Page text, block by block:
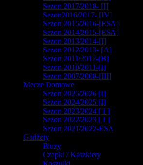
Sezon 2017/2018- [I]
Sezon2016/2017- [IV]
Sezon 2015/2016-[ESA]
Sezon 2014/2015-[ESA]
Sezon 2013/2014-[I]
Sezon 2012/2013- [A]
Sezon 2011/2012-[B]
Sezon 2010/2011-[I]
Sezon 2007/2008-[III]
Mecze Domowe
Sezon 2025/2026 [I]
Sezon 2024/2025 [I]
Sezon 2023/2024 [ I ]
Sezon 2022/2023 [ I ]
Sezon 2021/2022-ESA
Gadżety
Bluzy
Czapki / Kaszkiety
Koszulki